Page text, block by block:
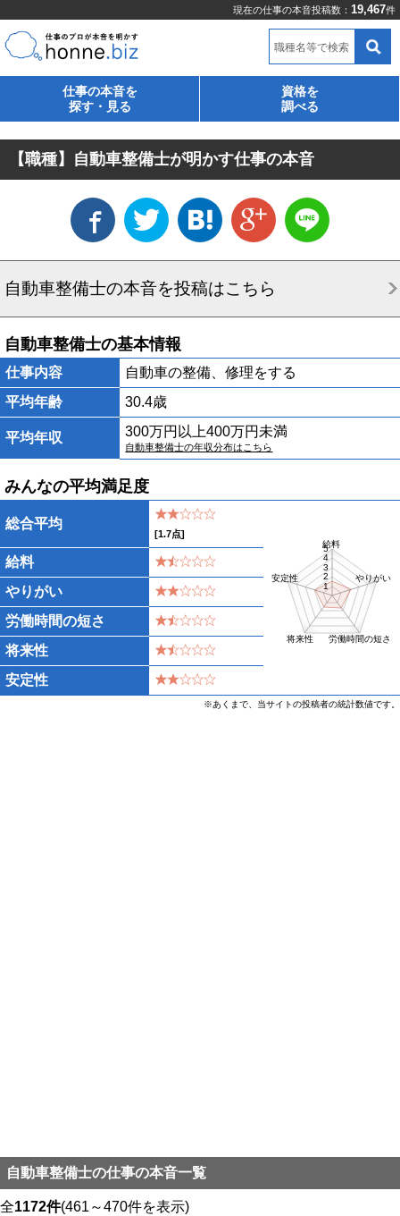
現在の仕事の本音投稿数： 19,467件
職種名等で検索
仕事の本音を
探す・見る
資格を
調べる
【職種】自動車整備士が明かす仕事の本音
自動車整備士の本音を投稿はこちら
自動車整備士の基本情報
仕事内容
自動車の整備、修理をする
平均年齢
30.4歳
平均年収 300万円以上400万円未満
自動車整備士の年収分布はこちら
みんなの平均満足度
総合平均
[1.7点]
1
2
3
4
5
給料
やりがい
労働時間の短さ
将来性
安定性
給料
やりがい
労働時間の短さ
将来性
安定性
※あくまで、当サイトの投稿者の統計数値です。
自動車整備士の仕事の本音一覧
全1172件(461～470件を表示)